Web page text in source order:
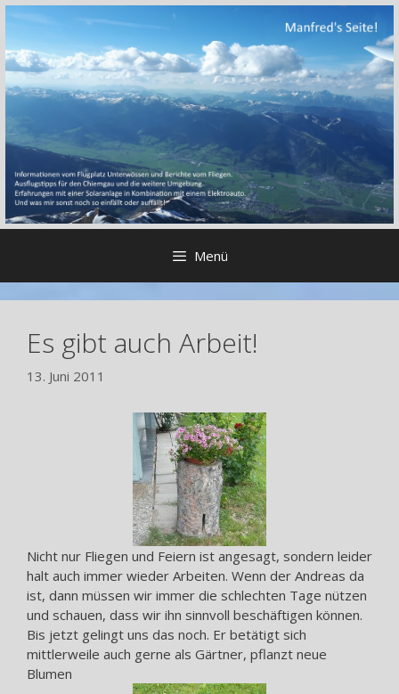
Zum
springen
Menü
Es gibt auch Arbeit!
13. Juni 2011
Nicht nur Fliegen und Feiern ist angesagt, sondern leider
halt auch immer wieder Arbeiten. Wenn der Andreas da
ist, dann müssen wir immer die schlechten Tage nützen
und schauen, dass wir ihn sinnvoll beschäftigen können.
Bis jetzt gelingt uns das noch. Er betätigt sich
mittlerweile auch gerne als Gärtner, pflanzt neue
Blumen